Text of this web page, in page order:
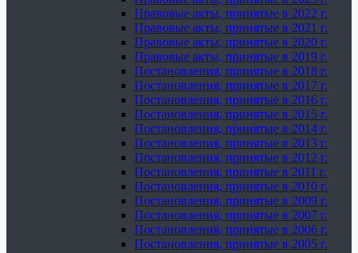
Правовые акты, принятые в 2022 г.
Правовые акты, принятые в 2021 г.
Правовые акты, принятые в 2020 г.
Правовые акты, принятые в 2019 г.
Постановления, принятые в 2018 г.
Постановления, принятые в 2017 г.
Постановления, принятые в 2016 г.
Постановления, принятые в 2015 г.
Постановления, принятые в 2014 г.
Постановления, принятые в 2013 г.
Постановления, принятые в 2012 г.
Постановления, принятые в 2011 г.
Постановления, принятые в 2010 г.
Постановления, принятые в 2009 г.
Постановления, принятые в 2007 г.
Постановления, принятые в 2006 г.
Постановления, принятые в 2005 г.